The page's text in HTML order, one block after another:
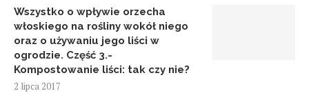
Wszystko o wpływie orzecha
włoskiego na rośliny wokół niego
oraz o używaniu jego liści w
ogrodzie. Część 3.-
Kompostowanie liści: tak czy nie?
2 lipca 2017